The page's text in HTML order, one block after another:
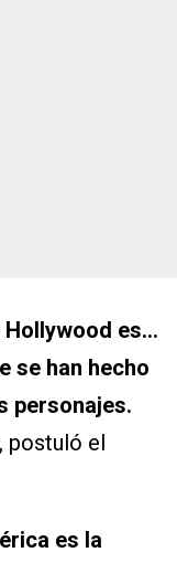
Hollywood es…
se han hecho
personajes.
, postuló el
es la